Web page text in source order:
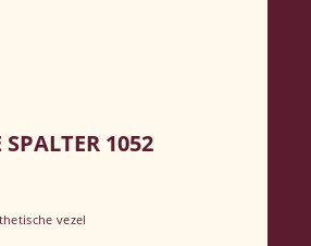
1052
vezel